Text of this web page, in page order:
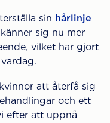
sin hårlinje
sig nu mer
vilket har gjort
att återfå sig
och ett
efter att uppnå